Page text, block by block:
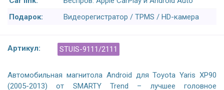
Подарок:
Видеорегистратор / TPMS / HD-камера
Артикул: STUIS-9111/2111
Автомобильная магнитола Android для Toyota Yaris XP90
(2005-2013) от SMARTY Trend – лучшее головное